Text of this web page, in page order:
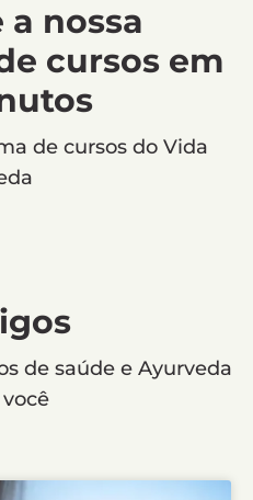
a nossa
cursos em
de cursos do Vida
de saúde e Ayurveda